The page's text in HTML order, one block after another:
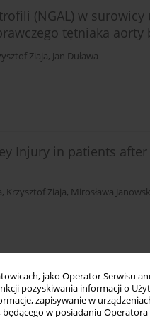
jako Operator Serwisu
pozyskiwania informacji o
zapisywanie w
w posiadaniu
(NGAL) w surowicy
tętniaka aorty
Ziaja, Jan Duława
Injury in patients
, Krzysztof Ziaja, Mirosława
u młodych
,Czesław Marcisz,Ryszard Plinta,